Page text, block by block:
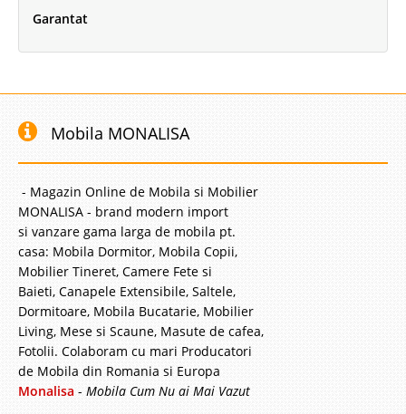
Garantat
Mobila MONALISA
- Magazin Online de Mobila si Mobilier
MONALISA - brand modern import
si vanzare gama larga de mobila pt.
casa: Mobila Dormitor, Mobila Copii,
Mobilier Tineret, Camere Fete si
Baieti, Canapele Extensibile, Saltele,
Dormitoare, Mobila Bucatarie, Mobilier
Living, Mese si Scaune, Masute de cafea,
Fotolii. Colaboram cu mari Producatori
de Mobila din Romania si Europa
Monalisa - Mobila Cum Nu ai Mai Vazut